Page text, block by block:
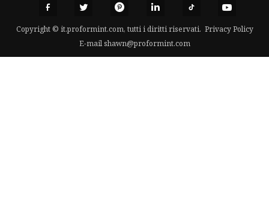
Copyright © it.proformint.com, tutti i diritti riservati. Privacy Policy
E-mail shawn@proformint.com